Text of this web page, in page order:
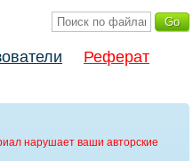
Реферат
нарушает ваши авторские